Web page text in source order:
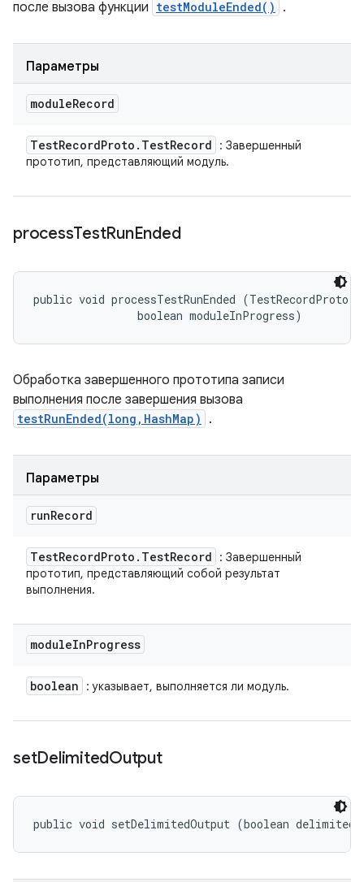
после вызова функции testModuleEnded() .
Параметры
moduleRecord
TestRecordProto . TestRecord
: Завершенный
прототип, представляющий модуль.
processTestRunEnded
public void processTestRunEnded
                boolean moduleInProgress)
Обработка завершенного прототипа записи
выполнения после завершения вызова
testRunEnded(long,HashMap) .
Параметры
runRecord
TestRecordProto . TestRecord
: Завершенный
прототип, представляющий собой результат
выполнения.
moduleInProgress
boolean : указывает, выполняется ли модуль.
setDelimitedOutput
public void setDelimitedOutput (boolean